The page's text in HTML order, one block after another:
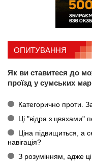
ОПИТУВАННЯ
Як ви ставитеся до
проїзд у сумських
Категорично проти.
Ці "відра з цвяхами"
Ціна підвищиться, а
навігація?
З розумінням, адже